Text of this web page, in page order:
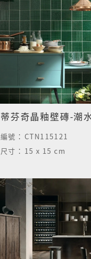
蒂芬奇晶釉壁磚-潮
編號： CTN115121
尺寸： 15 x 15 cm